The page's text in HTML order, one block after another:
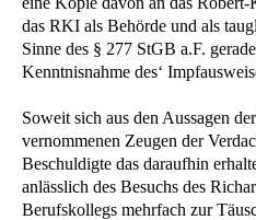
das RKI als Behörde und als
Sinne des § 277 StGB a.F.
Kenntnisnahme des‘
Soweit sich aus den Aussagen
vernommenen Zeugen der
Beschuldigte das daraufhin
anlässlich des Besuchs des
Berufskollegs mehrfach zur